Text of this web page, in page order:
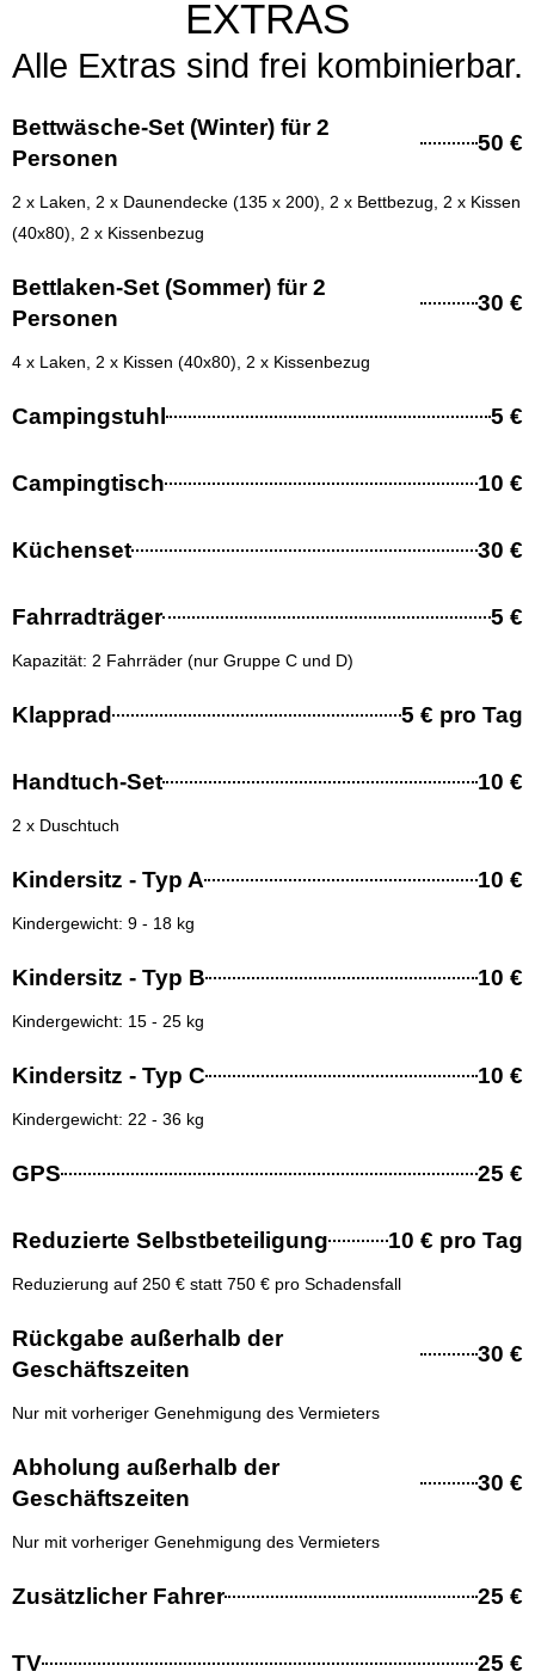
EXTRAS
Alle Extras sind frei kombinierbar.
Bettwäsche-Set (Winter) für 2
Personen
50 €
2 x Laken, 2 x Daunendecke (135 x 200), 2 x Bettbezug, 2 x Kissen
(40x80), 2 x Kissenbezug
Bettlaken-Set (Sommer) für 2
Personen
30 €
4 x Laken, 2 x Kissen (40x80), 2 x Kissenbezug
Campingstuhl 5 €
Campingtisch 10 €
Küchenset 30 €
Fahrradträger 5 €
Kapazität: 2 Fahrräder (nur Gruppe C und D)
Klapprad 5 € pro Tag
Handtuch-Set 10 €
2 x Duschtuch
Kindersitz - Typ A 10 €
Kindergewicht: 9 - 18 kg
Kindersitz - Typ B 10 €
Kindergewicht: 15 - 25 kg
Kindersitz - Typ C 10 €
Kindergewicht: 22 - 36 kg
GPS 25 €
Reduzierte Selbstbeteiligung 10 € pro Tag
Reduzierung auf 250 € statt 750 € pro Schadensfall
Rückgabe außerhalb der
Geschäftszeiten
30 €
Nur mit vorheriger Genehmigung des Vermieters
Abholung außerhalb der
Geschäftszeiten
30 €
Nur mit vorheriger Genehmigung des Vermieters
Zusätzlicher Fahrer 25 €
TV 25 €